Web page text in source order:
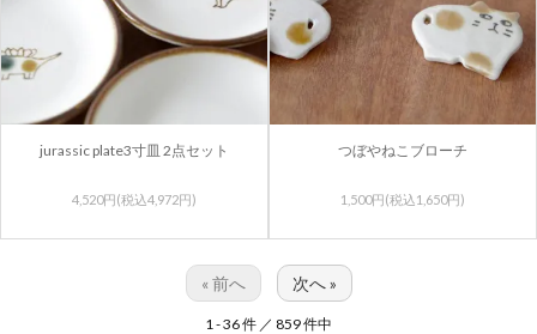
jurassic plate3寸皿 2点セット
4,520円(税込4,972円)
つぼやねこブローチ
1,500円(税込1,650円)
« 前へ 次へ »
1 - 36 件 ／ 859 件中